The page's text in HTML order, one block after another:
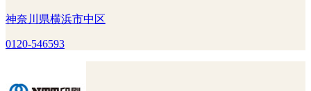
神奈川県横浜市中区
0120-546593